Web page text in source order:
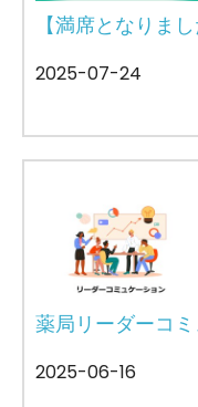
【満席となりま
2025-07-24
薬局リーダーコ
2025-06-16